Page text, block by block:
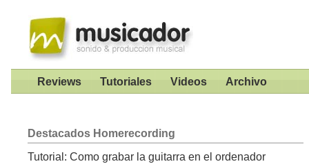
Reviews Tutoriales Videos Archivo
Destacados Homerecording
Tutorial: Como grabar la guitarra en el ordenador